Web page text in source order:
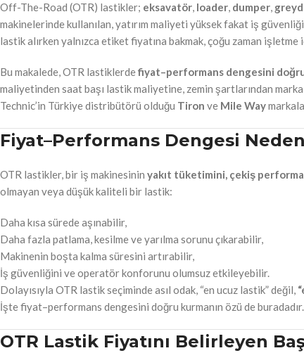
Off-The-Road (OTR) lastikler; eksavatör, loader, dumper,
makinelerinde kullanılan, yatırım maliyeti yüksek fakat iş
lastik alırken yalnızca etiket fiyatına bakmak, çoğu zaman
Bu makalede, OTR lastiklerdefiyat–performans dengesini doğru
maliyetinden saat başı lastik maliyetine, zemin şartlarından
Technic’in Türkiye distribütörü olduğu Tiron ve Mile Way
Fiyat–Performans Dengesi
OTR lastikler, bir iş makinesinin yakıt tüketimini, çekiş
olmayan veya düşük kaliteli bir lastik:
Daha kısa sürede aşınabilir,
Daha fazla patlama, kesilme ve yarılma sorunu çıkarabilir,
Makinenin boşta kalma süresini artırabilir,
İş güvenliğini ve operatör konforunu olumsuz etkileyebilir.
Dolayısıyla OTR lastik seçiminde asıl odak, “en ucuz lastik” değil,
İşte fiyat–performans dengesini doğru kurmanın özü de buradadır.
OTR Lastik Fiyatını Belirleyen